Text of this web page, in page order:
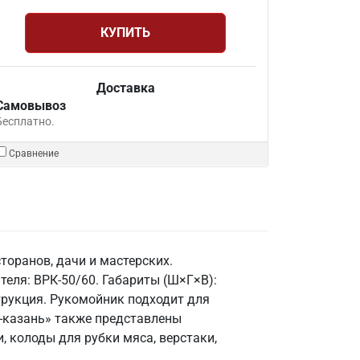
КУПИТЬ
Доставка
Сравнение
дачи и мастерских.
ВРК-50/60. Габариты (Ш×Г×В):
Рукомойник подходит для
также представлены
для рубки мяса, верстаки,